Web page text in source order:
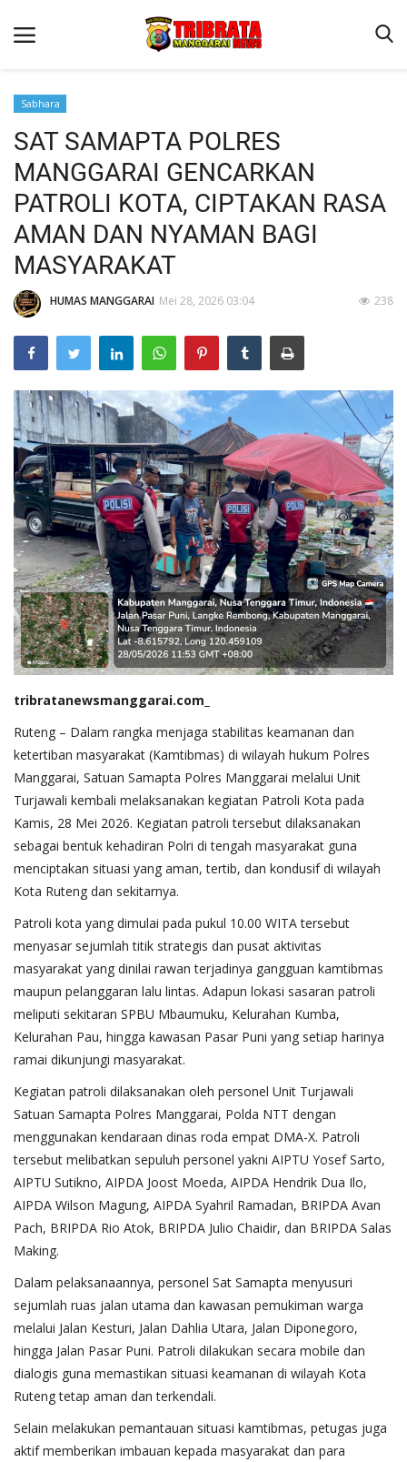
Beranda
Binkam
Kapolres Manggarai Imbau Masyarakat Waspada Cuaca
Kapolres Manggarai Imbau Masyarakat Waspada Cuaca
Reskrim
Lantas
Giat Ops
Polisi Kita
Mitra Polisi
Sabhara
SAT SAMAPTA POLRES
MANGGARAI GENCARKAN
PATROLI KOTA, CIPTAKAN RASA
AMAN DAN NYAMAN BAGI
MASYARAKAT
HUMAS MANGGARAI Mei 28, 2026 03:04 238
tribratanewsmanggarai.com_
Ruteng – Dalam rangka menjaga stabilitas keamanan dan
ketertiban masyarakat (Kamtibmas) di wilayah hukum Polres
Manggarai, Satuan Samapta Polres Manggarai melalui Unit
Turjawali kembali melaksanakan kegiatan Patroli Kota pada
Kamis, 28 Mei 2026. Kegiatan patroli tersebut dilaksanakan
sebagai bentuk kehadiran Polri di tengah masyarakat guna
menciptakan situasi yang aman, tertib, dan kondusif di wilayah
Kota Ruteng dan sekitarnya.
Patroli kota yang dimulai pada pukul 10.00 WITA tersebut
menyasar sejumlah titik strategis dan pusat aktivitas
masyarakat yang dinilai rawan terjadinya gangguan kamtibmas
maupun pelanggaran lalu lintas. Adapun lokasi sasaran patroli
meliputi sekitaran SPBU Mbaumuku, Kelurahan Kumba,
Kelurahan Pau, hingga kawasan Pasar Puni yang setiap harinya
ramai dikunjungi masyarakat.
Kegiatan patroli dilaksanakan oleh personel Unit Turjawali
Satuan Samapta Polres Manggarai, Polda NTT dengan
menggunakan kendaraan dinas roda empat DMA-X. Patroli
tersebut melibatkan sepuluh personel yakni AIPTU Yosef Sarto,
AIPTU Sutikno, AIPDA Joost Moeda, AIPDA Hendrik Dua Ilo,
AIPDA Wilson Magung, AIPDA Syahril Ramadan, BRIPDA Avan
Pach, BRIPDA Rio Atok, BRIPDA Julio Chaidir, dan BRIPDA Salas
Making.
Dalam pelaksanaannya, personel Sat Samapta menyusuri
sejumlah ruas jalan utama dan kawasan pemukiman warga
melalui Jalan Kesturi, Jalan Dahlia Utara, Jalan Diponegoro,
hingga Jalan Pasar Puni. Patroli dilakukan secara mobile dan
dialogis guna memastikan situasi keamanan di wilayah Kota
Ruteng tetap aman dan terkendali.
Selain melakukan pemantauan situasi kamtibmas, petugas juga
aktif memberikan imbauan kepada masyarakat dan para